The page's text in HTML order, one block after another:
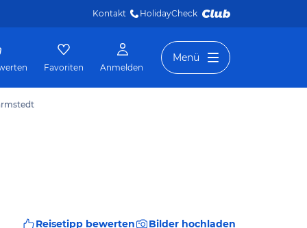
Kontakt HolidayCheck
Favoriten Anmelden
Menü
Reisetipp bewerten Bilder hochladen